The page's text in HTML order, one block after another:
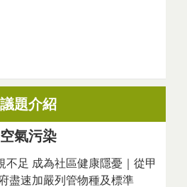
議題介紹
空氣污染
不足 成為社區健康隱憂｜從甲
盡速加嚴列管物種及標準